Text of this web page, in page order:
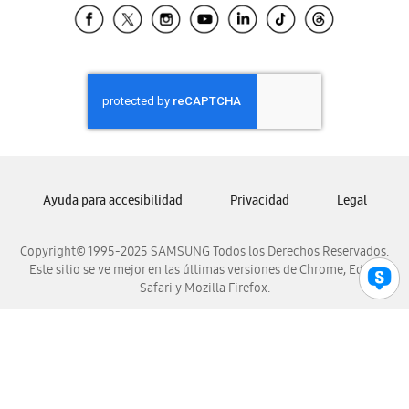
Samsung El Salvador
Samsung Honduras
Samsung Nicaragua
Samsung Panamá
Samsung Venezuela
Copyright© 1995-2025 SAMSUNG Todos los Derechos Reservados.
Este sitio se ve mejor en las últimas versiones de Chrome, Edge,
Safari y Mozilla Firefox.
Ayuda para accesibilidad Privacidad Legal